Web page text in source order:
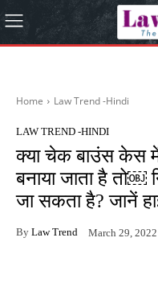
Home Law Trend -Hindi
LAW TREND -HINDI
क्या चेक बाउंस केस में
बनाया जाता है तो￼
जा सकता है? जानें
By Law Trend March 29,